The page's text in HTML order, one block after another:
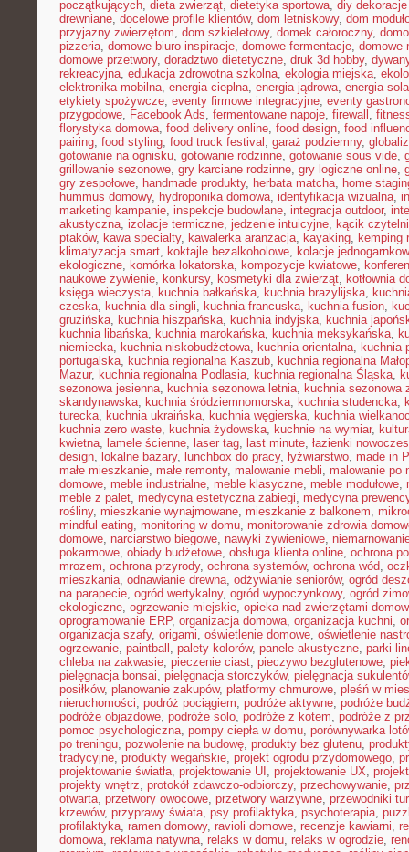
początkujących, dieta zwierząt, dietetyka sportowa, diy
drewniane, docelowe profile klientów, dom letniskowy, dom
przyjazny zwierzętom, dom szkieletowy, domek całoroczny,
pizzeria, domowe biuro inspiracje, domowe fermentacje, domowe
domowe przetwory, doradztwo dietetyczne, druk 3d hobby,
rekreacyjna, edukacja zdrowotna szkolna, ekologia miejska,
elektronika mobilna, energia cieplna, energia jądrowa, energia
etykiety spożywcze, eventy firmowe integracyjne, eventy
przygodowe, Facebook Ads, fermentowane napoje, firewall ,
florystyka domowa, food delivery online, food design, food
pairing, food styling, food truck festival , garaż podziemny,
gotowanie na ognisku, gotowanie rodzinne, gotowanie sous vide,
grillowanie sezonowe, gry karciane rodzinne, gry logiczne online,
gry zespołowe, handmade produkty, herbata matcha, home
hummus domowy, hydroponika domowa, identyfikacja wizualna,
marketing kampanie, inspekcje budowlane, integracja outdoor,
akustyczna, izolacje termiczne, jedzenie intuicyjne, kącik
ptaków, kawa specialty, kawalerka aranżacja, kayaking, kemping
klimatyzacja smart, koktajle bezalkoholowe, kolacje
ekologiczne, komórka lokatorska, kompozycje kwiatowe,
naukowe żywienie, konkursy, kosmetyki dla zwierząt, kotłownia
księga wieczysta, kuchnia bałkańska, kuchnia brazylijska,
czeska, kuchnia dla singli, kuchnia francuska, kuchnia fusion,
gruzińska, kuchnia hiszpańska, kuchnia indyjska, kuchnia
kuchnia libańska, kuchnia marokańska, kuchnia meksykańska,
niemiecka, kuchnia niskobudżetowa, kuchnia orientalna, kuchnia
portugalska, kuchnia regionalna Kaszub, kuchnia regionalna
Mazur, kuchnia regionalna Podlasia, kuchnia regionalna Śląska,
sezonowa jesienna, kuchnia sezonowa letnia, kuchnia sezonowa
skandynawska, kuchnia śródziemnomorska, kuchnia studencka,
turecka, kuchnia ukraińska, kuchnia węgierska, kuchnia
kuchnia zero waste, kuchnia żydowska, kuchnie na wymiar,
kwietna, lamele ścienne, laser tag, last minute, łazienki
design, lokalne bazary, lunchbox do pracy, łyżwiarstwo, made in
małe mieszkanie, małe remonty, malowanie mebli, malowanie po
domowe, meble industrialne, meble klasyczne, meble modułowe,
meble z palet, medycyna estetyczna zabiegi, medycyna
rośliny, mieszkanie wynajmowane, mieszkanie z balkonem,
mindful eating, monitoring w domu, monitorowanie zdrowia
domowe, narciarstwo biegowe, nawyki żywieniowe,
pokarmowe, obiady budżetowe, obsługa klienta online, ochrona
mrozem, ochrona przyrody, ochrona systemów, ochrona wód,
mieszkania, odnawianie drewna, odżywianie seniorów, ogród
na parapecie, ogród wertykalny, ogród wypoczynkowy, ogród
ekologiczne, ogrzewanie miejskie, opieka nad zwierzętami
oprogramowanie ERP, organizacja domowa, organizacja kuchni,
organizacja szafy, origami, oświetlenie domowe, oświetlenie
ogrzewanie, paintball , palety kolorów, panele akustyczne, parki
chleba na zakwasie, pieczenie ciast, pieczywo bezglutenowe,
pielęgnacja bonsai, pielęgnacja storczyków, pielęgnacja
posiłków, planowanie zakupów, platformy chmurowe, pleśń w
nieruchomości, podróż pociągiem, podróże aktywne, podróże
podróże objazdowe, podróże solo, podróże z kotem, podróże z
pomoc psychologiczna, pompy ciepła w domu, porównywarka
po treningu, pozwolenie na budowę, produkty bez glutenu,
tradycyjne, produkty wegańskie, projekt ogrodu przydomowego,
projektowanie światła, projektowanie UI , projektowanie UX,
projekty wnętrz, protokół zdawczo-odbiorczy, przechowywanie,
otwarta, przetwory owocowe, przetwory warzywne, przewodniki
krzewów, przyprawy świata, psy profilaktyka, psychoterapia,
profilaktyka, ramen domowy, ravioli domowe, recenzje kawiarni,
domowa, reklama natywna, relaks w domu, relaks w ogrodzie,